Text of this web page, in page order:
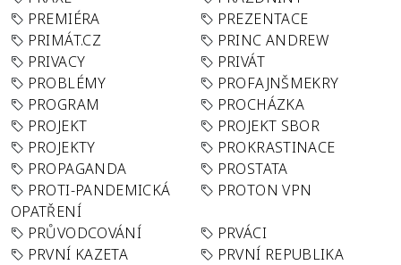
PREMIÉRA
PREZENTACE
PRIMÁT.CZ
PRINC ANDREW
PRIVACY
PRIVÁT
PROBLÉMY
PROFAJNŠMEKRY
PROGRAM
PROCHÁZKA
PROJEKT
PROJEKT SBOR
PROJEKTY
PROKRASTINACE
PROPAGANDA
PROSTATA
PROTI-PANDEMICKÁ
OPATŘENÍ
PROTON VPN
PRŮVODCOVÁNÍ
PRVÁCI
PRVNÍ KAZETA
PRVNÍ REPUBLIKA